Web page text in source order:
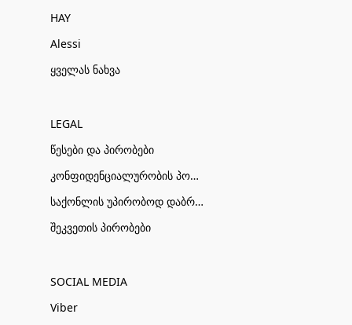
HAY
Alessi
ყველას ნახვა
LEGAL
წესები და პირობები
კონფიდენციალურობის პოლიტიკა
საქონლის უპირობოდ დაბრუნების პირობები
შეკვეთის პირობები
SOCIAL MEDIA
Viber